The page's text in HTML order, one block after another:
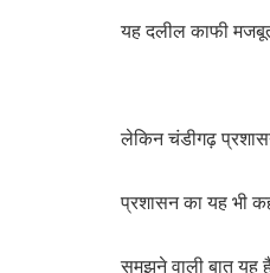
यह दलील काफी मजबूत
लेकिन चंडीगढ़
प्रशासन का यह भी
समझने वाली बात यह